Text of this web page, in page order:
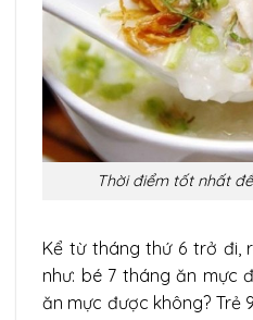
Thời điểm tốt nhất
Kể từ tháng thứ 6 trở đi,
như: bé 7 tháng ăn mực
ăn mực được không? Trẻ